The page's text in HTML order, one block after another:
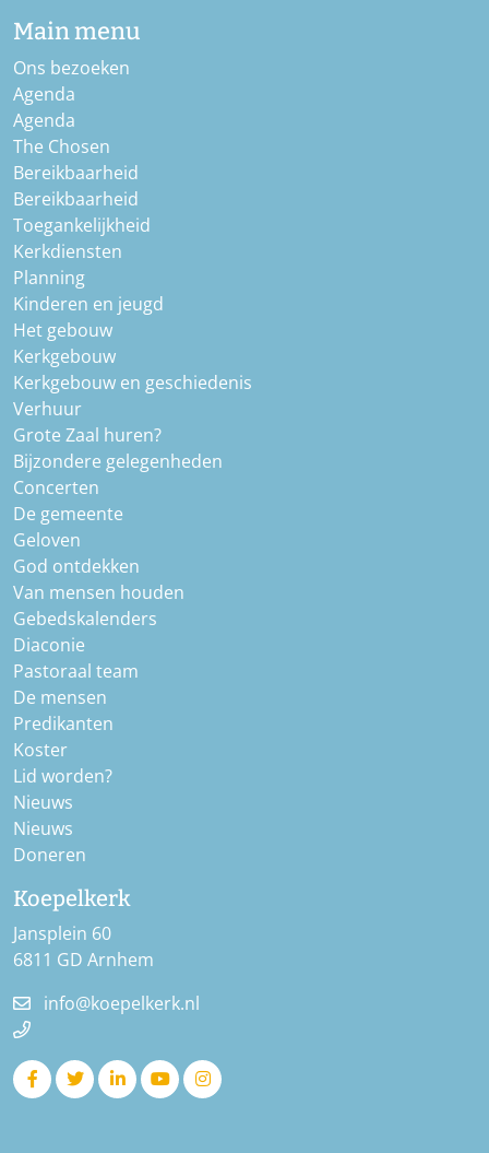
Main menu
Ons bezoeken
Agenda
Agenda
The Chosen
Bereikbaarheid
Bereikbaarheid
Toegankelijkheid
Kerkdiensten
Planning
Kinderen en jeugd
Het gebouw
Kerkgebouw
Kerkgebouw en geschiedenis
Verhuur
Grote Zaal huren?
Bijzondere gelegenheden
Concerten
De gemeente
Geloven
God ontdekken
Van mensen houden
Gebedskalenders
Diaconie
Pastoraal team
De mensen
Predikanten
Koster
Lid worden?
Nieuws
Nieuws
Doneren
Koepelkerk
Jansplein 60
6811 GD Arnhem
info@koepelkerk.nl